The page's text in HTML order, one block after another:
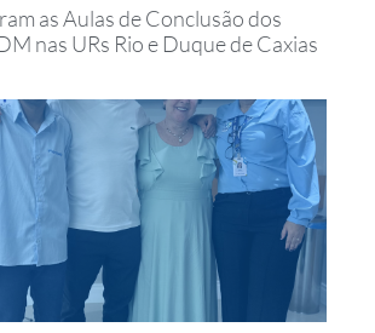
as Aulas de Conclusão dos
nas URs Rio e Duque de Caxias